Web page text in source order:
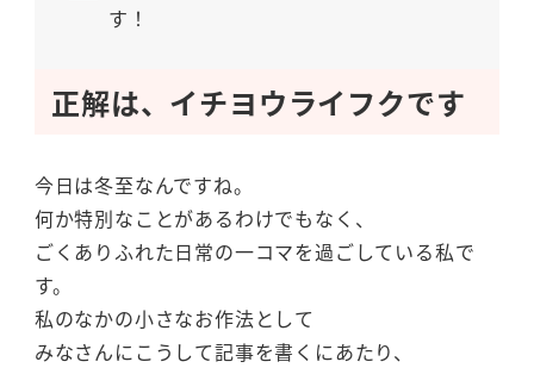
す！
正解は、イチヨウライフクです
今日は冬至なんですね。
何か特別なことがあるわけでもなく、
ごくありふれた日常の一コマを過ごしている私で
す。
私のなかの小さなお作法として
みなさんにこうして記事を書くにあたり、